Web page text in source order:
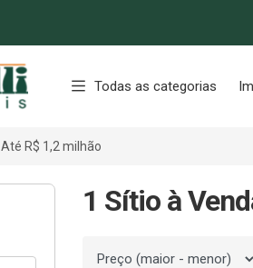
Todas as categorias
Até R$ 1,2 milhão
1 Sítio à
Ordenar por